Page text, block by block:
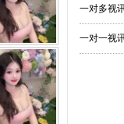
一对多视
一对一视